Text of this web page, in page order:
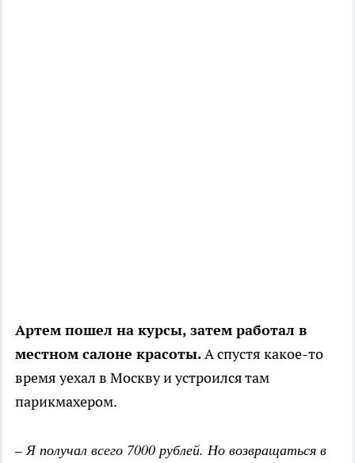
Артем пошел на курсы, затем работал в
местном салоне красоты.А спустя какое-то
время уехал в Москву и устроился там
парикмахером.
– Я получал всего 7000 рублей. Но возвращаться в